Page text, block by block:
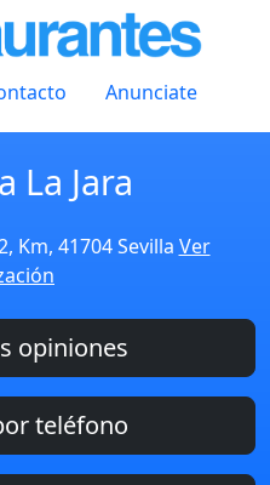
Anunciate
La Jara
Km, 41704 Sevilla Ver
opiniones
teléfono